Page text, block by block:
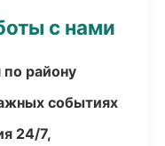
с нами
по району
событиях
24/7,